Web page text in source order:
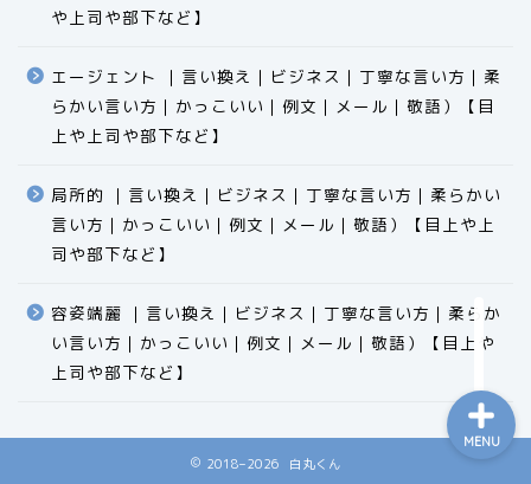
や上司や部下など】​​​​​​​​​​​​​​​​
エージェント ｜言い換え｜ビジネス｜丁寧な言い方｜柔
らかい言い方｜かっこいい｜例文｜メール｜敬語）【目
上や上司や部下など】​​​​​​​​​​​​​​​​
局所的 ｜言い換え｜ビジネス｜丁寧な言い方｜柔らかい
言い方｜かっこいい｜例文｜メール｜敬語）【目上や上
司や部下など】​​​​​​​​​​​​​​​​
容姿端麗 ｜言い換え｜ビジネス｜丁寧な言い方｜柔らか
い言い方｜かっこいい｜例文｜メール｜敬語）【目上や
上司や部下など】​​​​​​​​​​​​​​​​
2018–2026 白丸くん
MENU
食品
科学
ビジネス用語